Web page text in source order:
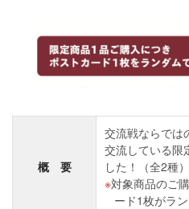
概 要
交流戦ならでは
交流している限
した！（全2種）
対象商品のご
ード1枚がラ